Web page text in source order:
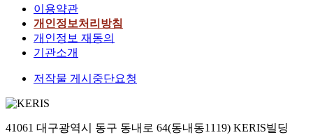
이용약관
개인정보처리방침
개인정보 재동의
기관소개
저작물 게시중단요청
41061 대구광역시 동구 동내로 64(동내동1119) KERIS빌딩